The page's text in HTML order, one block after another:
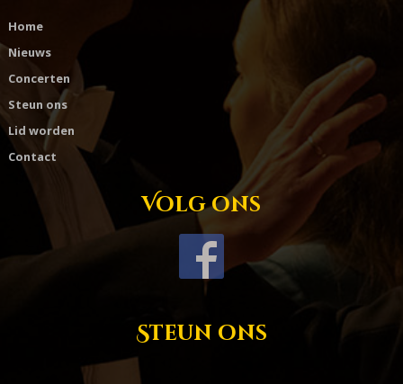
Home
Nieuws
Concerten
Steun ons
Lid worden
Contact
Volg ons
Steun ons